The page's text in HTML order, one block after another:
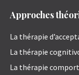
Approches
La thérapie
La thérapie
La thérapie